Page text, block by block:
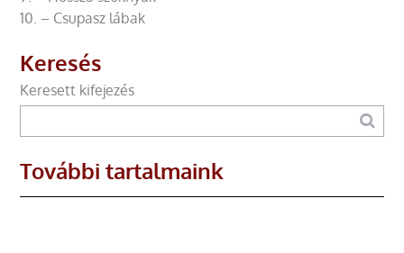
10. – Csupasz lábak
Keresés
Keresett kifejezés
További tartalmaink